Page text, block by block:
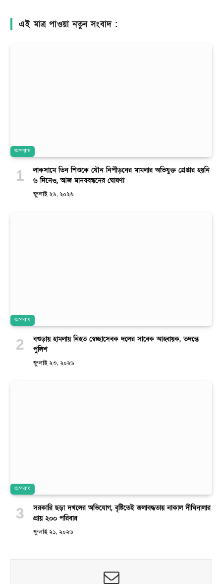
এই মাত্র পাওয়া নতুন সংবাদ :
অপরাধ
লাকসামে তিন শিশুকে যৌন নিপীড়নের মামলার অভিযুক্ত গ্রেপ্তার হয়নি
৬ দিনেও, আজ মানববন্ধনের ঘোষণা
জুলাই ২৬, ২০২৬
অপরাধ
বগুড়ায় হামলায় নিহত স্বেচ্ছাসেবক দলের সাবেক আহ্বায়ক, তদন্তে
পুলিশ
জুলাই ২৩, ২০২৬
অপরাধ
সরকারি ছড়া দখলের অভিযোগ, বৃষ্টিতেই জলাবদ্ধতায় নাকাল দীঘিনালার
প্রায় ২০০ পরিবার
জুলাই ২১, ২০২৬